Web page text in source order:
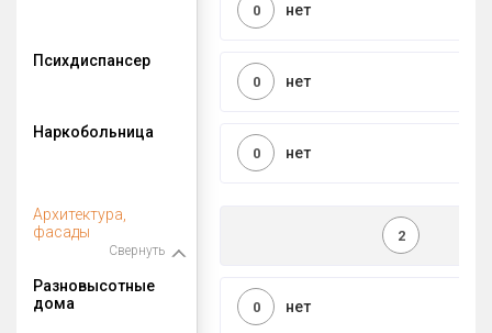
нет
0
Психдиспансер
нет
0
Наркобольница
нет
0
Архитектура,
фасады
Свернуть
2
Разновысотные
дома
нет
0